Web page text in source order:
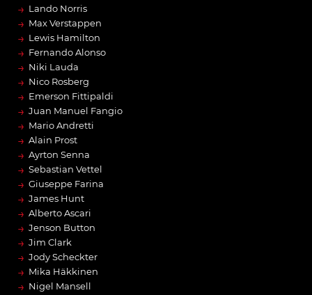
→ Lando Norris
→ Max Verstappen
→ Lewis Hamilton
→ Fernando Alonso
→ Niki Lauda
→ Nico Rosberg
→ Emerson Fittipaldi
→ Juan Manuel Fangio
→ Mario Andretti
→ Alain Prost
→ Ayrton Senna
→ Sebastian Vettel
→ Giuseppe Farina
→ James Hunt
→ Alberto Ascari
→ Jenson Button
→ Jim Clark
→ Jody Scheckter
→ Mika Häkkinen
→ Nigel Mansell